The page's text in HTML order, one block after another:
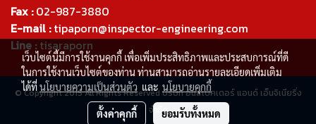
Fax :02-987-3880
E-mail :tipaporn@inspector-engineering.com
Line :tisaraporn
© Copyright 2015 All Rights Reserved บริษัท อินสเปคเตอร์ แอนด์ เอ็นจิเนียริ่ง
จำกัด
เว็บไซต์นี้มีการใช้งานคุกกี้ เพื่อเพิ่มประสิทธิภาพและประสบการณ์ที่ดี
ในการใช้งานเว็บไซต์ของท่าน ท่านสามารถอ่านรายละเอียดเพิ่มเติม
ได้ที่นโยบายความเป็นส่วนตัว และ นโยบายคุกกี้
ตั้งค่าคุกกี้ ยอมรับทั้งหมด